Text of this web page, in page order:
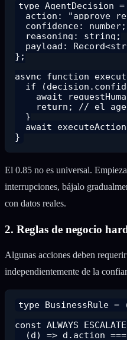
type AgentDecision
action:
confidence:
  reasoning: string;
payload:
};
async function
if
await
return; // el
  }
await
El 0.85 no es universal.
interrupciones, bájalo
con datos reales.
2. Reglas de negocio
Algunas acciones deben
independientemente de la
type BusinessRule
const
(d) => d.action